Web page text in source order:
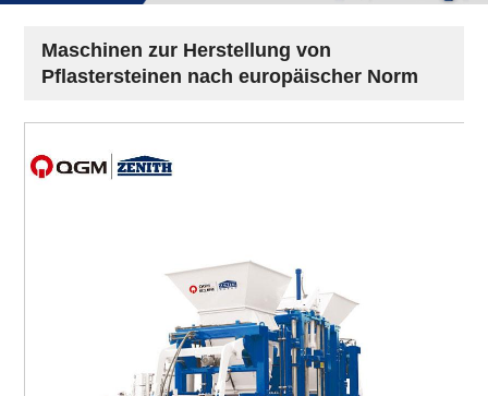
Maschinen zur Herstellung von
Pflastersteinen nach europäischer Norm